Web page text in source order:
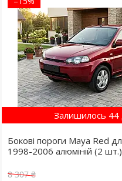
Залишилось 44
Бокові пороги Maya Red
1998-2006 алюміній (2 шт.)
8 307 ₴